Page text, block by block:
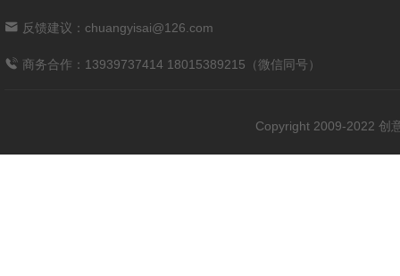
反馈建议：chuangyisai@126.com
商务合作：13939737414 18015389215（微信同号）
Copyright 2009-2022 创